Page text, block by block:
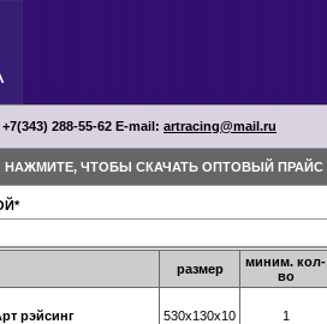
288-55-62 Е-mail: artracing@mail.ru
НАЖМИТЕ, ЧТОБЫ СКАЧАТЬ ОПТОВЫЙ ПРАЙС
размер
миним. кол-
во
рэйсинг 530х130х10 1